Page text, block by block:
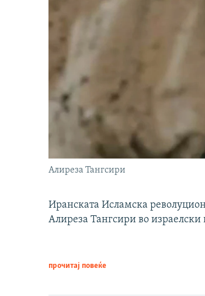
Алиреза Тангсири
Иранската Исламска
Алиреза Тангсири во
прочитај повеќе